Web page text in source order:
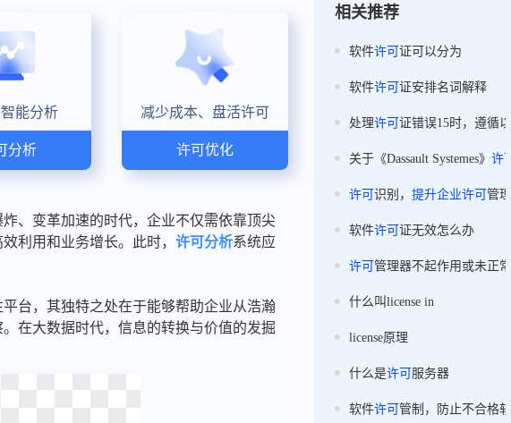
能分析
分析
减少成本、盘活许可
许可优化
、变革加速的时代，企业不仅需依靠顶尖
利用和业务增长。此时， 许可分析系统应
台，其独特之处在于能够帮助企业从浩瀚
在大数据时代，信息的转换与价值的发掘
相关推荐
软件许可 证可以分为
软件许可 证安排名词解释
处理许可 证错误15时，遵循
关于《Dassault Systemes》 许
许可 识别， 提升企业许可 管理
软件许可 证无效怎么办
许可 管理器不起作用或未正
什么叫license in
license原理
什么是许可 服务器
软件许可 管制，防止不合格